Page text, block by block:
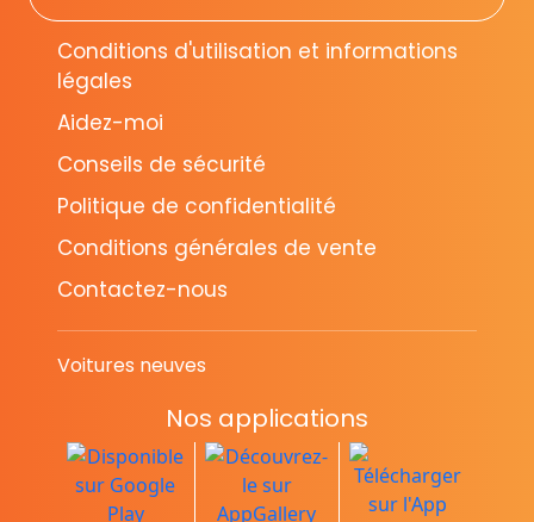
Conditions d'utilisation et informations
légales
Aidez-moi
Conseils de sécurité
Politique de confidentialité
Conditions générales de vente
Contactez-nous
Voitures neuves
Nos applications